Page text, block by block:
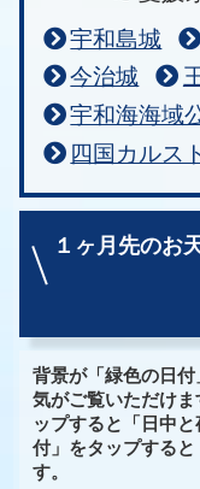
宇和島城
今治城
宇和海海域
四国カルス
１ヶ月先のお
背景が「緑色の日
気がご覧いただけ
ップすると「日中
付」をタップする
す。